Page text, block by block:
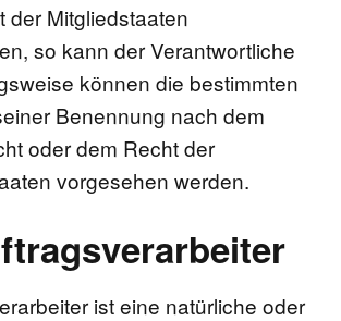
der Mitgliedstaaten
so kann der Verantwortliche
können die bestimmten
Benennung nach dem
oder dem Recht der
vorgesehen werden.
ist eine natürliche oder